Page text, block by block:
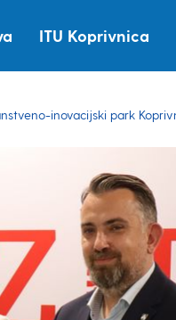
ITU Koprivnica
inovacijski park